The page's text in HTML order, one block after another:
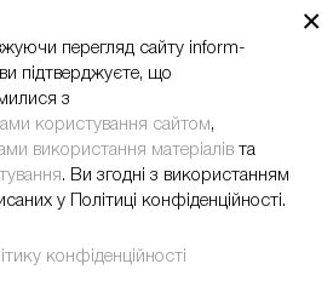
×
перегляд сайту inform-
підтверджуєте, що
з
користування сайтом,
використання матеріалів та
. Ви згодні з використанням
у Політиці конфіденційності.
конфіденційності